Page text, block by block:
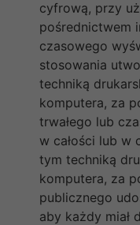
cyfrową, przy
pośrednictwem
czasowego
stosowania
techniką
komputera, za
trwałego lub
w całości lub w
tym techniką
komputera, za
publicznego
aby każdy miał